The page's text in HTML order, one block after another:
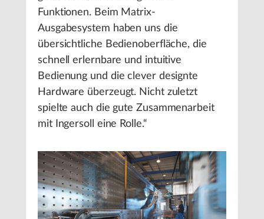
Funktionen. Beim Matrix-
Ausgabesystem haben uns die
übersichtliche Bedienoberfläche, die
schnell erlernbare und intuitive
Bedienung und die clever designte
Hardware überzeugt. Nicht zuletzt
spielte auch die gute Zusammenarbeit
mit Ingersoll eine Rolle.“